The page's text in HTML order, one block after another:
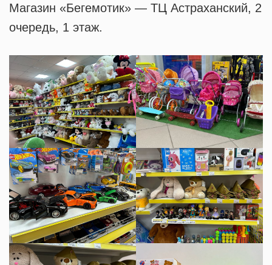
Магазин «Бегемотик» — ТЦ Астраханский, 2
очередь, 1 этаж.